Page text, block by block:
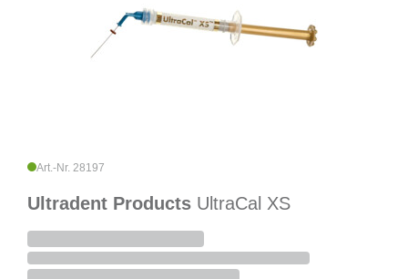
Art.-Nr. 28197
Ultradent Products UltraCal XS